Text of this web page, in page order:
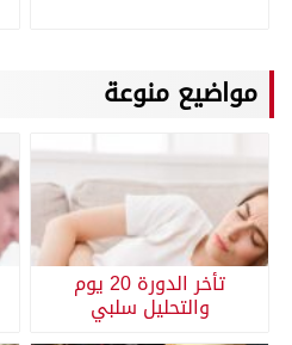
مواضيع منوعة
تأخر الدورة 20 يوم
والتحليل سلبي